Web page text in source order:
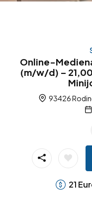
Online-
(m/w/d) –
93426
21